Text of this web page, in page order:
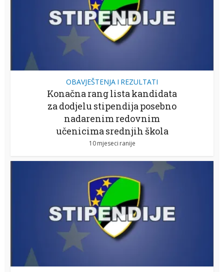
OBAVJEŠTENJA I REZULTATI
Konačna rang lista kandidata
za dodjelu stipendija posebno
nadarenim redovnim
učenicima srednjih škola
10 mjeseci ranije